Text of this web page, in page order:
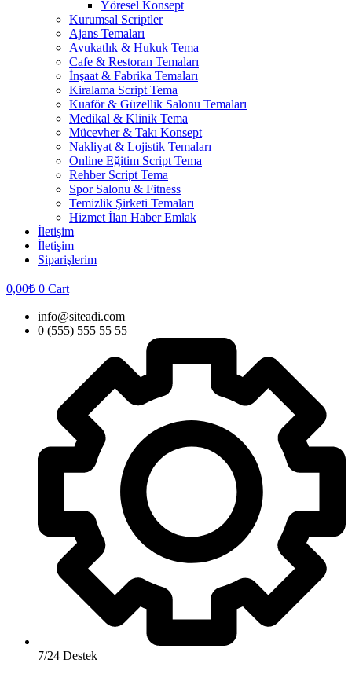
Yöresel Konsept
Kurumsal Scriptler
Ajans Temaları
Avukatlık & Hukuk Tema
Cafe & Restoran Temaları
İnşaat & Fabrika Temaları
Kiralama Script Tema
Kuaför & Güzellik Salonu Temaları
Medikal & Klinik Tema
Mücevher & Takı Konsept
Nakliyat & Lojistik Temaları
Online Eğitim Script Tema
Rehber Script Tema
Spor Salonu & Fitness
Temizlik Şirketi Temaları
Hizmet İlan Haber Emlak
İletişim
İletişim
Siparişlerim
0,00₺ 0 Cart
info@siteadi.com
0 (555) 555 55 55
7/24 Destek